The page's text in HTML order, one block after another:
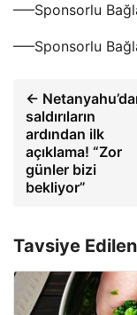
—–Sponsorlu
—–Sponsorlu
←
saldırıların
ardından ilk
açıklama! “Zor
günler bizi
bekliyor”
Tavsiye